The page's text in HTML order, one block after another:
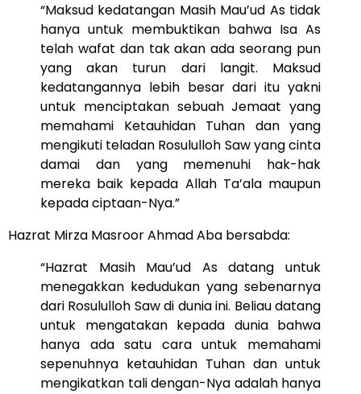
“Maksud kedatangan Masih Mau’ud As tidak
hanya untuk membuktikan bahwa Isa As
telah wafat dan tak akan ada seorang pun
yang akan turun dari langit. Maksud
kedatangannya lebih besar dari itu yakni
untuk menciptakan sebuah Jemaat yang
memahami Ketauhidan Tuhan dan yang
mengikuti teladan Rosululloh Saw yang cinta
damai dan yang memenuhi hak-hak
mereka baik kepada Allah Ta’ala maupun
kepada ciptaan-Nya.”
Hazrat Mirza Masroor Ahmad Aba bersabda:
“Hazrat Masih Mau’ud As datang untuk
menegakkan kedudukan yang sebenarnya
dari Rosululloh Saw di dunia ini. Beliau datang
untuk mengatakan kepada dunia bahwa
hanya ada satu cara untuk memahami
sepenuhnya ketauhidan Tuhan dan untuk
mengikatkan tali dengan-Nya adalah hanya